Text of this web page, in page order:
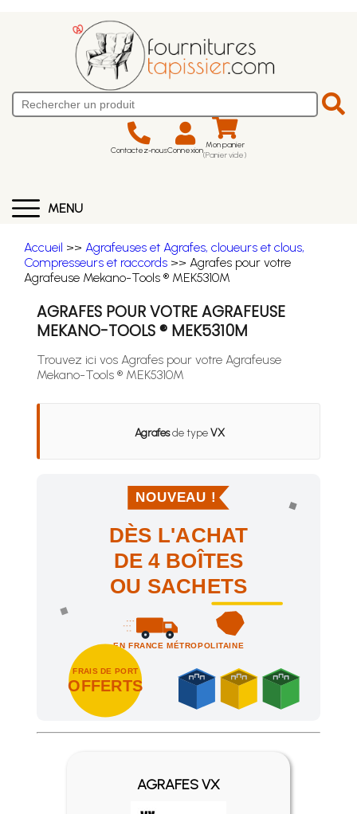
Contactez-nousConnexion Mon panier
(Panier vide)
MENU
Accueil >> Agrafeuses et Agrafes, cloueurs et clous,
Compresseurs et raccords >> Agrafes pour votre
Agrafeuse Mekano-Tools ® MEK5310M
AGRAFES POUR VOTRE AGRAFEUSE
MEKANO-TOOLS ® MEK5310M
Trouvez ici vos Agrafes pour votre Agrafeuse
Mekano-Tools ® MEK5310M
Agrafesde typeVX
NOUVEAU !
DÈS L'ACHAT
DE 4 BOÎTES
OU SACHETS
EN FRANCE MÉTROPOLITAINE
FRAIS DE PORT
OFFERTS
Achetez 4 sachets ou boîtes d'agrafes ou de pointes et
AGRAFES VX